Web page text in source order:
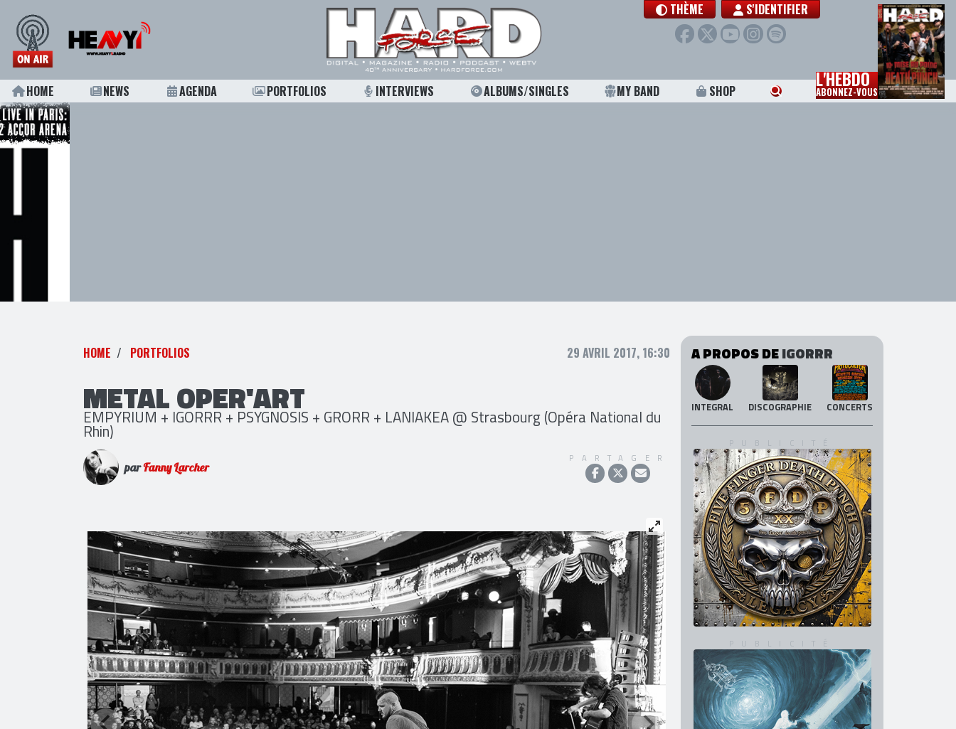
THÈME S'IDENTIFIER
HOME NEWS AGENDA PORTFOLIOS INTERVIEWS ALBUMS/SINGLES MY BAND SHOP L'HEBDO
ABONNEZ-VOUS
HOME PORTFOLIOS 29 AVRIL 2017, 16:30
METAL OPER'ART
EMPYRIUM + IGORRR + PSYGNOSIS + GRORR + LANIAKEA @ Strasbourg (Opéra National du
Rhin)
parFanny Larcher
PARTAGER
A PROPOS DEIGORRR
INTEGRAL DISCOGRAPHIE CONCERTS